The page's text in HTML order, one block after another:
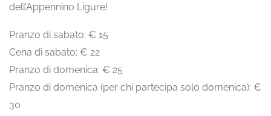
dell’Appennino Ligure!
Pranzo di sabato: € 15
Cena di sabato: € 22
Pranzo di domenica: € 25
Pranzo di domenica (per chi partecipa solo domenica): €
30